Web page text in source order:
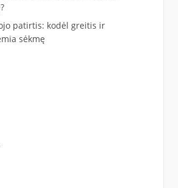
patirtis: kodėl greitis ir
sėkmę